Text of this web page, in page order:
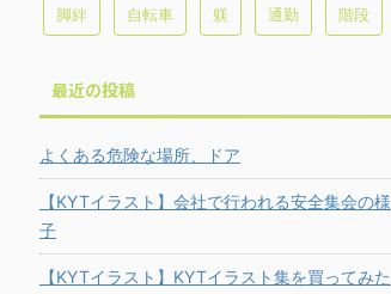
脚絆 自転車 躾 通勤 階段
最近の投稿
よくある危険な場所、ドア
【KYTイラスト】会社で行われる安全集会の様
子
【KYTイラスト】KYTイラスト集を買ってみた